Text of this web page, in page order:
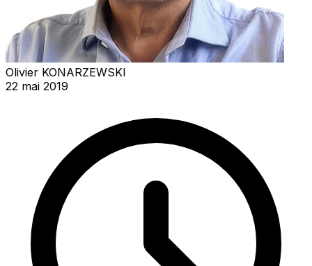
Olivier KONARZEWSKI
22 mai 2019